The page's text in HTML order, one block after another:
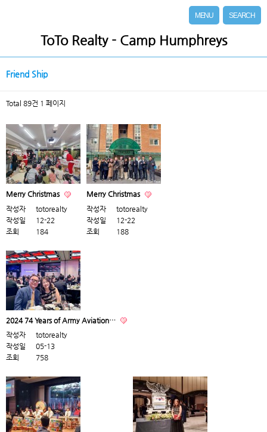
ToTo Realty - Camp Humphreys
MENU SEARCH
Friend Ship
Total 89건 1 페이지
Merry Christmas
작성자
totorealty
작성일
12-22
조회
184
Merry Christmas
작성자
totorealty
작성일
12-22
조회
188
2024 74 Years of Army Aviation…
작성자
totorealty
작성일
05-13
조회
758